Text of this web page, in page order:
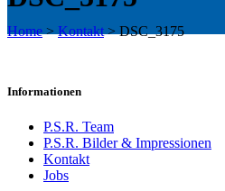
Home>Kontakt>DSC_3175
Informationen
P.S.R. Team
P.S.R. Bilder & Impressionen
Kontakt
Jobs